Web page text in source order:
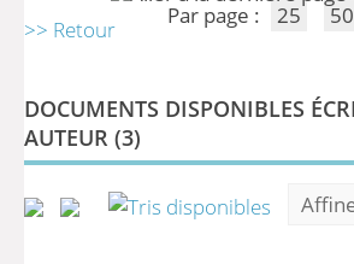
Par page :
25 50
>> Retour
DOCUMENTS DISPONIBLES
AUTEUR (3)